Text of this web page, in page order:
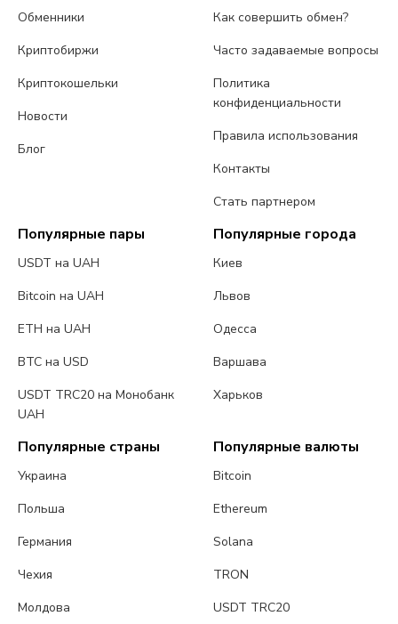
Обменники
Криптобиржи
Криптокошельки
Новости
Блог
Как совершить обмен?
Часто задаваемые вопросы
Политика
конфиденциальности
Правила использования
Контакты
Стать партнером
Популярные пары
USDT на UAH
Bitcoin на UAH
ETH на UAH
BTC на USD
USDT TRC20 на Монобанк
UAH
Популярные города
Киев
Львов
Одесса
Варшава
Харьков
Популярные страны
Украина
Польша
Германия
Чехия
Молдова
Популярные валюты
Bitcoin
Ethereum
Solana
TRON
USDT TRC20